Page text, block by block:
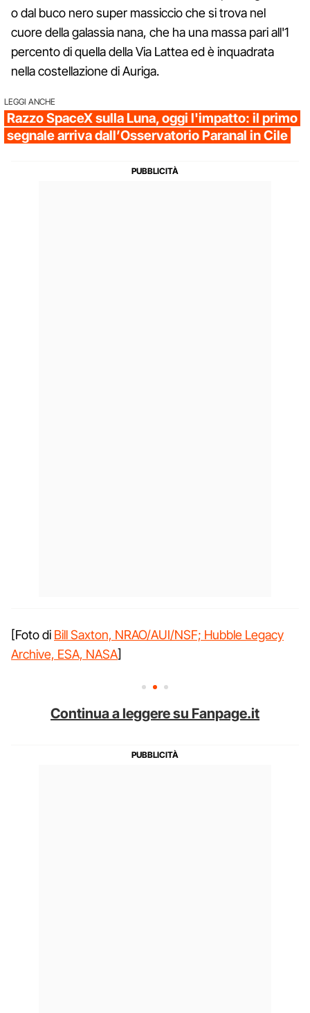
o dal buco nero super massiccio che si trova nel
cuore della galassia nana, che ha una massa pari all'1
percento di quella della Via Lattea ed è inquadrata
nella costellazione di Auriga.
LEGGI ANCHE
Razzo SpaceX sulla Luna, oggi l'impatto: il primo
segnale arriva dall’Osservatorio Paranal in Cile
[Foto di Bill Saxton, NRAO/AUI/NSF; Hubble Legacy
Archive, ESA, NASA]
Continua a leggere su Fanpage.it